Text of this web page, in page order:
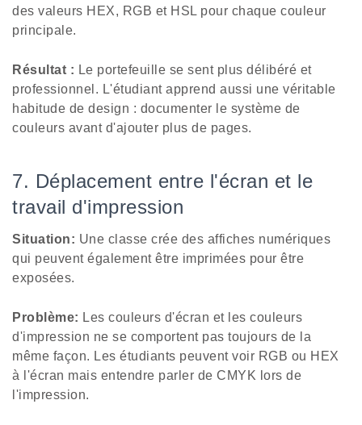
des valeurs HEX, RGB et HSL pour chaque couleur
principale.
Résultat : Le portefeuille se sent plus délibéré et
professionnel. L'étudiant apprend aussi une véritable
habitude de design : documenter le système de
couleurs avant d'ajouter plus de pages.
7. Déplacement entre l'écran et le
travail d'impression
Situation: Une classe crée des affiches numériques
qui peuvent également être imprimées pour être
exposées.
Problème: Les couleurs d'écran et les couleurs
d'impression ne se comportent pas toujours de la
même façon. Les étudiants peuvent voir RGB ou HEX
à l'écran mais entendre parler de CMYK lors de
l'impression.